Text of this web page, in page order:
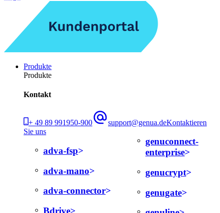
Produkte
Produkte
Kontakt
+ 49 89 991950-900 support@genua.deKontaktieren
Sie uns
adva-fsp
adva-mano
adva-connector
Bdrive
genuconnect-
enterprise
genucrypt
genugate